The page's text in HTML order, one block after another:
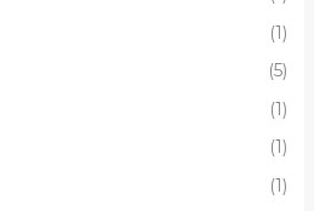
(1)
(5)
(1)
(1)
(1)